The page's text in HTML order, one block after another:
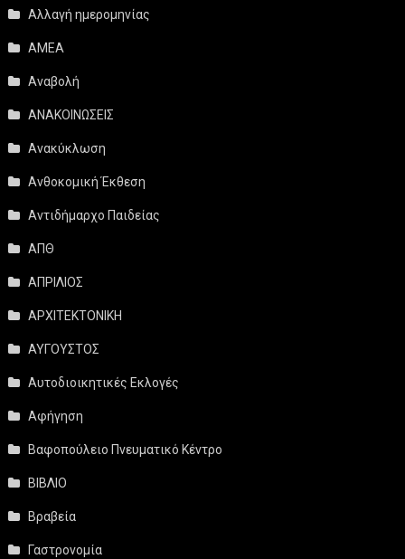
Αλλαγή ημερομηνίας
ΑΜΕΑ
Αναβολή
ΑΝΑΚΟΙΝΩΣΕΙΣ
Ανακύκλωση
Ανθοκομική Έκθεση
Αντιδήμαρχο Παιδείας
ΑΠΘ
ΑΠΡΙΛΙΟΣ
ΑΡΧΙΤΕΚΤΟΝΙΚΗ
ΑΥΓΟΥΣΤΟΣ
Αυτοδιοικητικές Εκλογές
Αφήγηση
Βαφοπούλειο Πνευματικό Κέντρο
ΒΙΒΛΙΟ
Βραβεία
Γαστρονομία